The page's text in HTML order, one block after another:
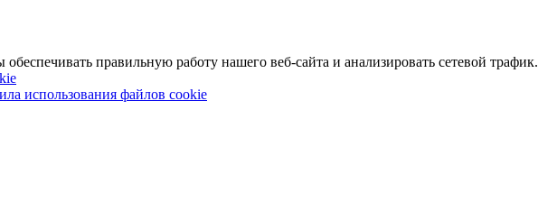
правильную работу нашего веб-сайта и анализировать сетевой трафик.
использования файлов cookie